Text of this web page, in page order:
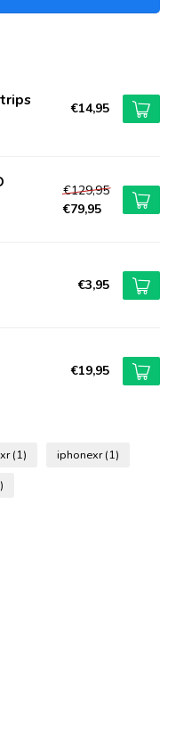
€14,95
€129,95
€79,95
€3,95
€19,95
(1) iphonexr(1)